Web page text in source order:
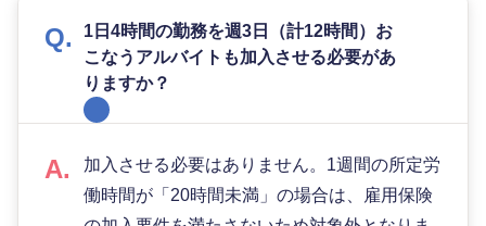
1日4時間の勤務を週3日（計12時間）お
こなうアルバイトも加入させる必要があ
りますか？
加入させる必要はありません。1週間の所定労
働時間が「20時間未満」の場合は、雇用保険